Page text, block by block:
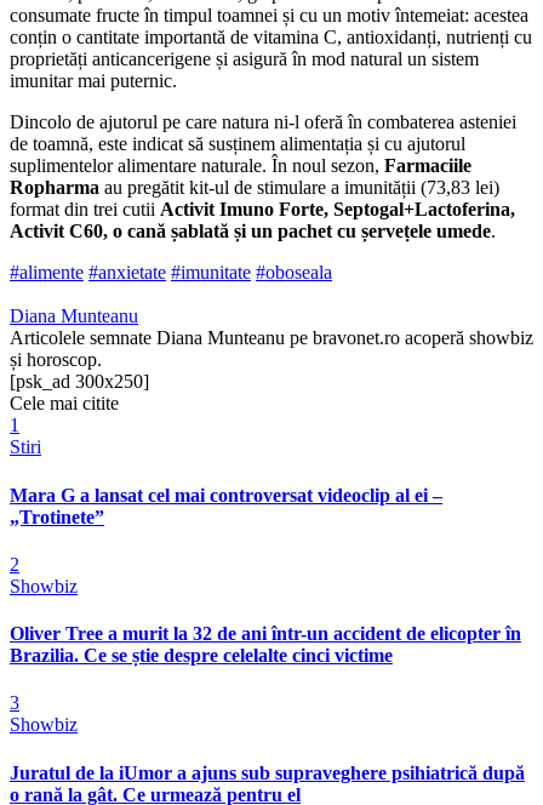
consumate fructe în timpul toamnei și cu un motiv întemeiat: acestea
conțin o cantitate importantă de vitamina C, antioxidanți, nutrienți cu
proprietăți anticancerigene și asigură în mod natural un sistem
imunitar mai puternic.
Dincolo de ajutorul pe care natura ni-l oferă în combaterea asteniei
de toamnă, este indicat să susținem alimentația și cu ajutorul
suplimentelor alimentare naturale. În noul sezon, Farmaciile
Ropharma au pregătit kit-ul de stimulare a imunității (73,83 lei)
format din trei cutii Activit Imuno Forte, Septogal+Lactoferina,
Activit C60, o cană șablată și un pachet cu șervețele umede.
#alimente #anxietate #imunitate #oboseala
Diana Munteanu
Articolele semnate Diana Munteanu pe bravonet.ro acoperă showbiz
și horoscop.
[psk_ad 300x250]
Cele mai citite
1
Stiri
Mara G a lansat cel mai controversat videoclip al ei –
„Trotinete”
2
Showbiz
Oliver Tree a murit la 32 de ani într-un accident de elicopter în
Brazilia. Ce se știe despre celelalte cinci victime
3
Showbiz
Juratul de la iUmor a ajuns sub supraveghere psihiatrică după
o rană la gât. Ce urmează pentru el